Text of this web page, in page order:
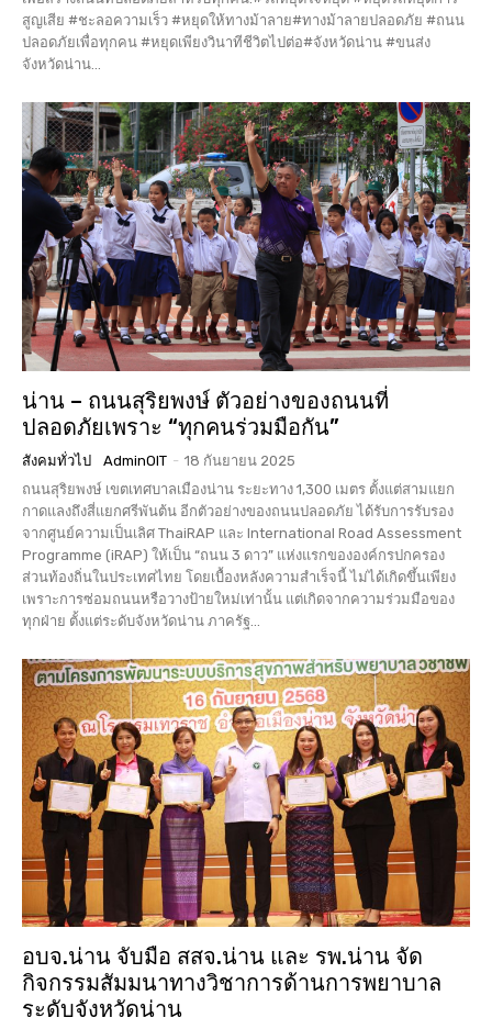
สูญเสีย #ชะลอความเร็ว #หยุดให้ทางม้าลาย#ทางม้าลายปลอดภัย #ถนน
ปลอดภัยเพื่อทุกคน #หยุดเพียงวินาทีชีวิตไปต่อ#จังหวัดน่าน #ขนส่ง
จังหวัดน่าน...
น่าน – ถนนสุริยพงษ์ ตัวอย่างของถนนที่
ปลอดภัยเพราะ “ทุกคนร่วมมือกัน”
สังคมทั่วไป AdminOIT - 18 กันยายน 2025
ถนนสุริยพงษ์ เขตเทศบาลเมืองน่าน ระยะทาง 1,300 เมตร ตั้งแต่สามแยก
กาดแลงถึงสี่แยกศรีพันต้น อีกตัวอย่างของถนนปลอดภัย ได้รับการรับรอง
จากศูนย์ความเป็นเลิศ ThaiRAP และ International Road Assessment
Programme (iRAP) ให้เป็น “ถนน 3 ดาว” แห่งแรกขององค์กรปกครอง
ส่วนท้องถิ่นในประเทศไทย โดยเบื้องหลังความสำเร็จนี้ ไม่ได้เกิดขึ้นเพียง
เพราะการซ่อมถนนหรือวางป้ายใหม่เท่านั้น แต่เกิดจากความร่วมมือของ
ทุกฝ่าย ตั้งแต่ระดับจังหวัดน่าน ภาครัฐ...
อบจ.น่าน จับมือ สสจ.น่าน และ รพ.น่าน จัด
กิจกรรมสัมมนาทางวิชาการด้านการพยาบาล
ระดับจังหวัดน่าน